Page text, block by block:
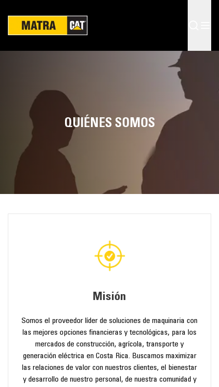
QUIÉNES SOMOS
Misión
Somos el proveedor líder de soluciones de maquinaria con
las mejores opciones financieras y tecnológicas, para los
mercados de construcción, agrícola, transporte y
generación eléctrica en Costa Rica. Buscamos maximizar
las relaciones de valor con nuestros clientes, el bienestar
y desarrollo de nuestro personal, de nuestra comunidad y